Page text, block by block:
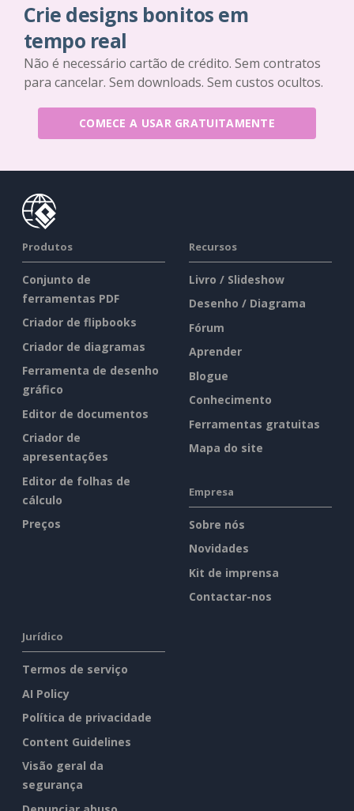
Crie designs bonitos em
tempo real
Não é necessário cartão de crédito. Sem contratos
para cancelar. Sem downloads. Sem custos ocultos.
COMECE A USAR GRATUITAMENTE
Produtos
Conjunto de
ferramentas PDF
Criador de flipbooks
Criador de diagramas
Ferramenta de desenho
gráfico
Editor de documentos
Criador de
apresentações
Editor de folhas de
cálculo
Preços
Recursos
Livro / Slideshow
Desenho / Diagrama
Fórum
Aprender
Blogue
Conhecimento
Ferramentas gratuitas
Mapa do site
Empresa
Sobre nós
Novidades
Kit de imprensa
Contactar-nos
Jurídico
Termos de serviço
AI Policy
Política de privacidade
Content Guidelines
Visão geral da
segurança